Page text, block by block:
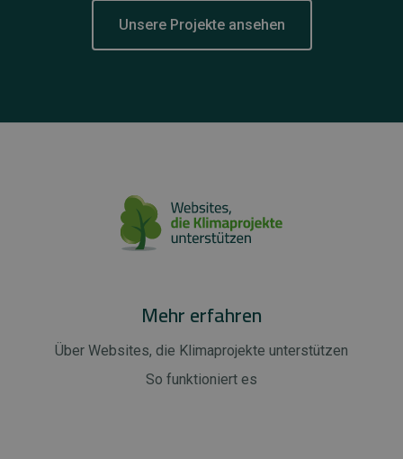
Unsere Projekte ansehen
Mehr erfahren
Über Websites, die Klimaprojekte unterstützen
So funktioniert es